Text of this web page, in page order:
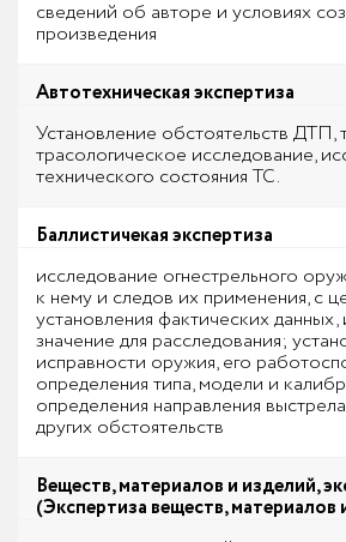
сведений об авторе и условиях
произведения
Автотехническая экспертиза
Установление обстоятельств ДТП,
трасологическое исследование,
технического состояния ТС.
Баллистичекая экспертиза
исследование огнестрельного
к нему и следов их применения, с
установления фактических
значение для расследования;
исправности оружия, его
определения типа, модели и
определения направления
других обстоятельств
Веществ, материалов и изделий,
(Экспертиза веществ, материалов